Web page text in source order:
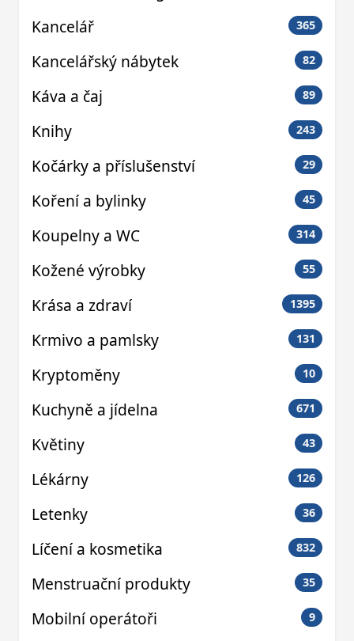
Kancelář
365
Kancelářský nábytek 82
Káva a čaj 89
Knihy 243
Kočárky a příslušenství 29
Koření a bylinky 45
Koupelny a WC 314
Kožené výrobky 55
Krása a zdraví 1395
Krmivo a pamlsky 131
Kryptoměny 10
Kuchyně a jídelna 671
Květiny 43
Lékárny 126
Letenky 36
Líčení a kosmetika 832
Menstruační produkty 35
Mobilní operátoři 9